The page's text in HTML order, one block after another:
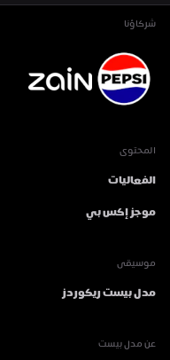
شركاؤنا
المحتوى
الفعاليات
موجز إكس بي
موسيقى
مدل بيست ريكوردز
عن مدل بيست